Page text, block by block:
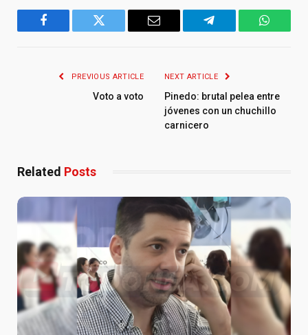
Facebook Twitter Email Telegram
PREVIOUS ARTICLE
Voto a voto
NEXT ARTICLE
Pinedo: brutal pelea entre
jóvenes con un chuchillo
carnicero
Related Posts